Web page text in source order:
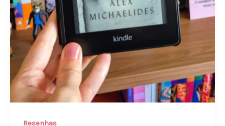
Resenhas